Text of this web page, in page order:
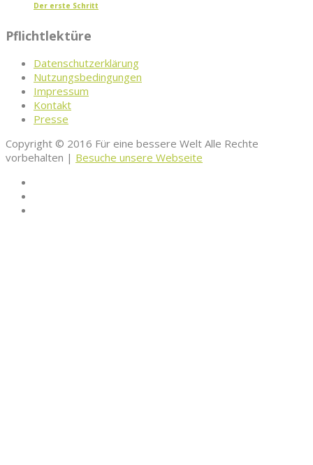
Der erste Schritt
Pflichtlektüre
Datenschutzerklärung
Nutzungsbedingungen
Impressum
Kontakt
Presse
Copyright © 2016 Für eine bessere Welt Alle Rechte
vorbehalten | Besuche unsere Webseite